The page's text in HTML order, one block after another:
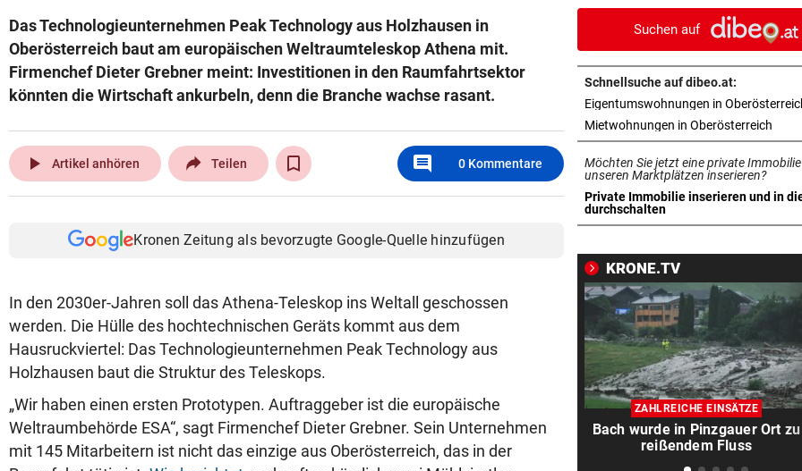
Das Technologieunternehmen Peak Technology aus Holzhausen in
Oberösterreich baut am europäischen Weltraumteleskop Athena mit.
Firmenchef Dieter Grebner meint: Investitionen in den Raumfahrtsektor
könnten die Wirtschaft ankurbeln, denn die Branche wachse rasant.
play_arrow Artikel anhören Teilen comment 0 Kommentare
Kronen Zeitung als bevorzugte Google-Quelle hinzufügen
In den 2030er-Jahren soll das Athena-Teleskop ins Weltall geschossen
werden. Die Hülle des hochtechnischen Geräts kommt aus dem
Hausruckviertel: Das Technologieunternehmen Peak Technology aus
Holzhausen baut die Struktur des Teleskops.
„Wir haben einen ersten Prototypen. Auftraggeber ist die europäische
Weltraumbehörde ESA“, sagt Firmenchef Dieter Grebner. Sein Unternehmen
mit 145 Mitarbeitern ist nicht das einzige aus Oberösterreich, das in der
Abfangflügen auf
500 STATT FÜNF EURO vor
Falscher Spendensammler
Paar über den Tisch
UMBAU IM STADION
Druck kennt die SV Ried
einzig vom Klo
LANGEWEILE ALS MOTIV
Gotteshaus nicht Halt
NEUN GROSSE PREISE vor 10
Gewinnspiel zum Linzer
Fest 2026
2. LIGA – 2. RUNDE vor
3:0! Absteiger BW Linz
Wacker Innsbruck ab
Suchen auf
Schnellsuche auf dibeo.at:
Eigentumswohnungen in
Mietwohnungen in Oberösterreich
Möchten Sie jetzt eine private
unseren Marktplätzen inserieren?
Private Immobilie inserieren und in
durchschalten
in neuem Tab öffnen
KRONE.TV
ZAHLREICHE EINSÄTZE
Bach wurde in Pinzgauer Ort zu
reißendem Fluss